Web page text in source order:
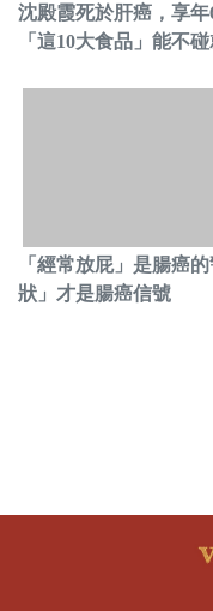
沈殿霞死於肝癌，享年
「這10大食品」能不
「經常放屁」是腸癌
狀」才是腸癌信號